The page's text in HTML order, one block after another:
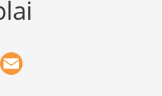
WhatsApp